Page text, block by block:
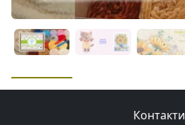
Контакти